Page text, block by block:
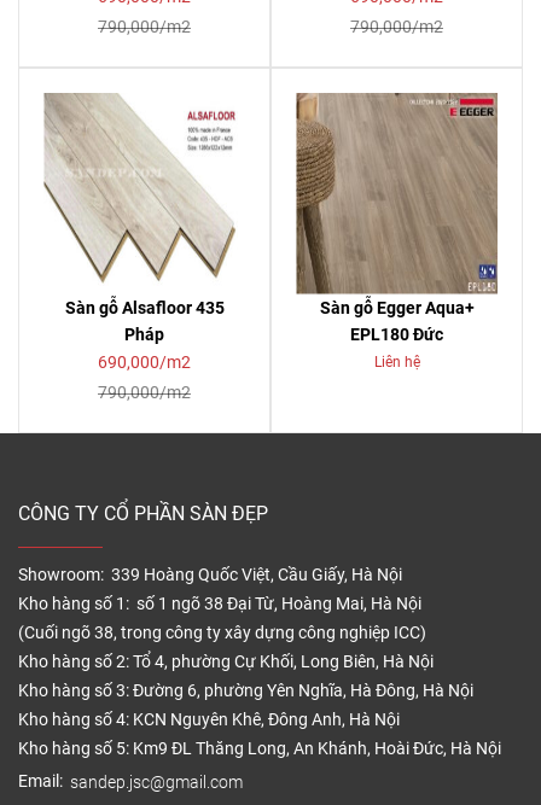
790,000/m2
790,000/m2
Sàn gỗ Alsafloor 435
Pháp
690,000/m2
790,000/m2
Sàn gỗ Egger Aqua+
EPL180 Đức
Liên hệ
CÔNG TY CỔ PHẦN SÀN ĐẸP
Showroom: 339 Hoàng Quốc Việt, Cầu Giấy, Hà Nội
Kho hàng số 1: số 1 ngõ 38 Đại Từ, Hoàng Mai, Hà Nội
(Cuối ngõ 38, trong công ty xây dựng công nghiệp ICC)
Kho hàng số 2: Tổ 4, phường Cự Khối, Long Biên, Hà Nội
Kho hàng số 3: Đường 6, phường Yên Nghĩa, Hà Đông, Hà Nội
Kho hàng số 4: KCN Nguyên Khê, Đông Anh, Hà Nội
Kho hàng số 5: Km9 ĐL Thăng Long, An Khánh, Hoài Đức, Hà Nội
Email: sandep.jsc@gmail.com